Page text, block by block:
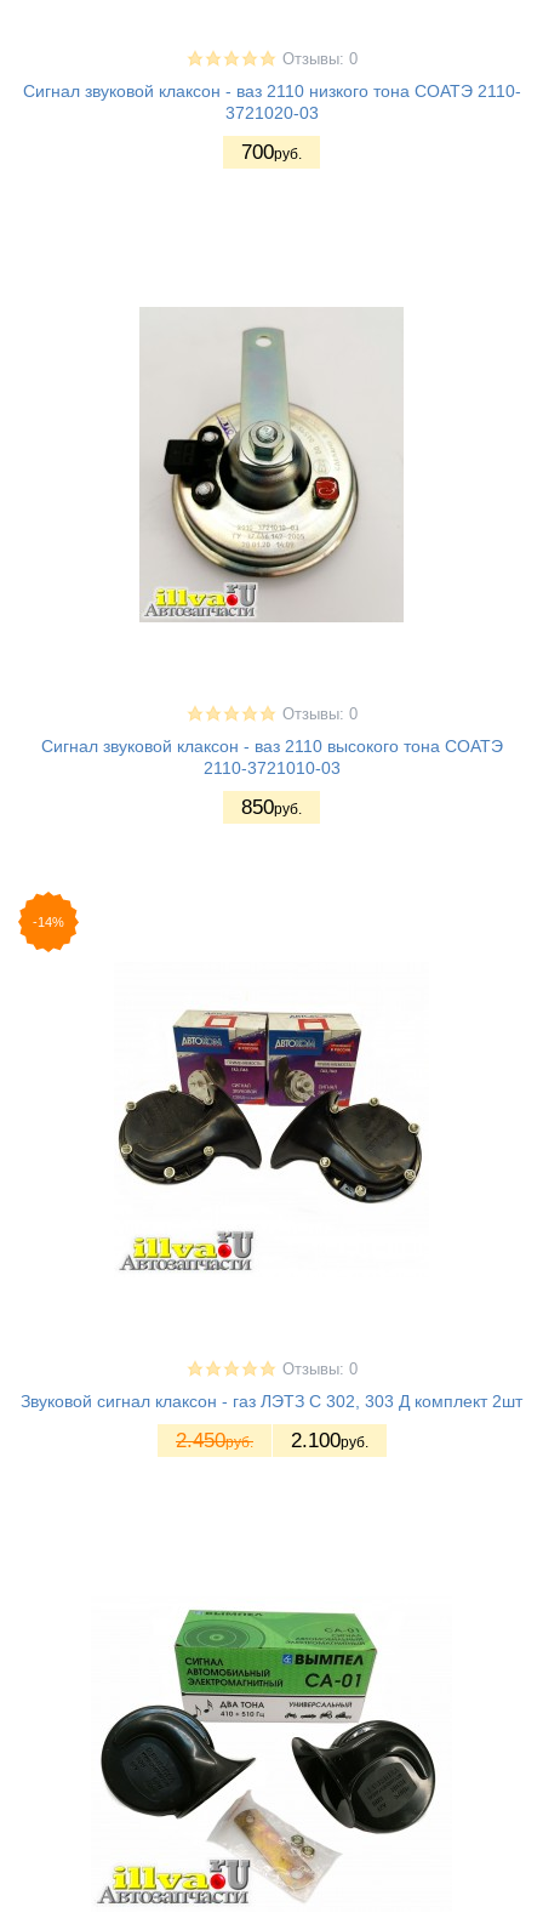
Отзывы: 0
Сигнал звуковой клаксон - ваз 2110 низкого тона СОАТЭ 2110-
3721020-03
700руб.
Отзывы: 0
Сигнал звуковой клаксон - ваз 2110 высокого тона СОАТЭ
2110-3721010-03
850руб.
-14%
Отзывы: 0
Звуковой сигнал клаксон - газ ЛЭТЗ С 302, 303 Д комплект 2шт
2.450руб. 2.100руб.